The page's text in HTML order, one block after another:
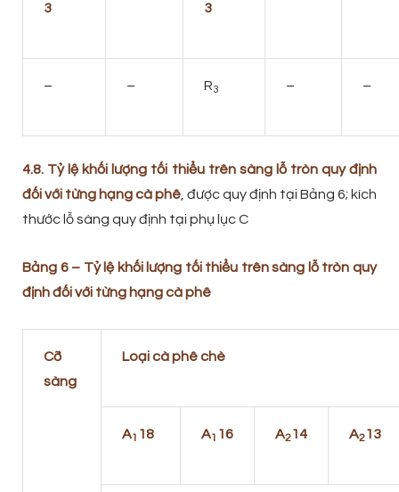
3
3
– – R3 – –
4.8. Tỷ lệ khối lượng tối thiểu trên sàng lỗ tròn quy định
đối với từng hạng cà phê , được quy định tại Bảng 6; kích
thước lỗ sàng quy định tại phụ lục C
Bảng 6 – Tỷ lệ khối lượng tối thiểu trên sàng lỗ tròn quy
định đối với từng hạng cà phê
Cỡ
sàng
Loại cà phê chè
A1 18 A1 16 A214 A213